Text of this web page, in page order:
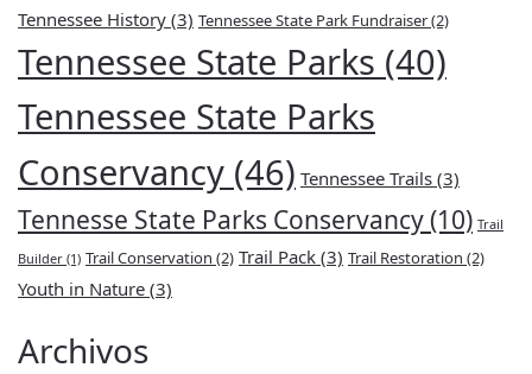
Tennessee History (3) Tennessee State Park Fundraiser(2)
Tennessee State Parks (40)
Tennessee State Parks
Conservancy (46) Tennessee Trails (3)
Tennesse State Parks Conservancy(10) Trail
Builder (1) Trail Conservation (2) Trail Pack (3) Trail Restoration (2)
Youth in Nature (3)
Archivos